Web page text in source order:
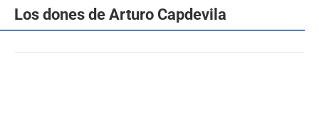
Los dones de Arturo Capdevila